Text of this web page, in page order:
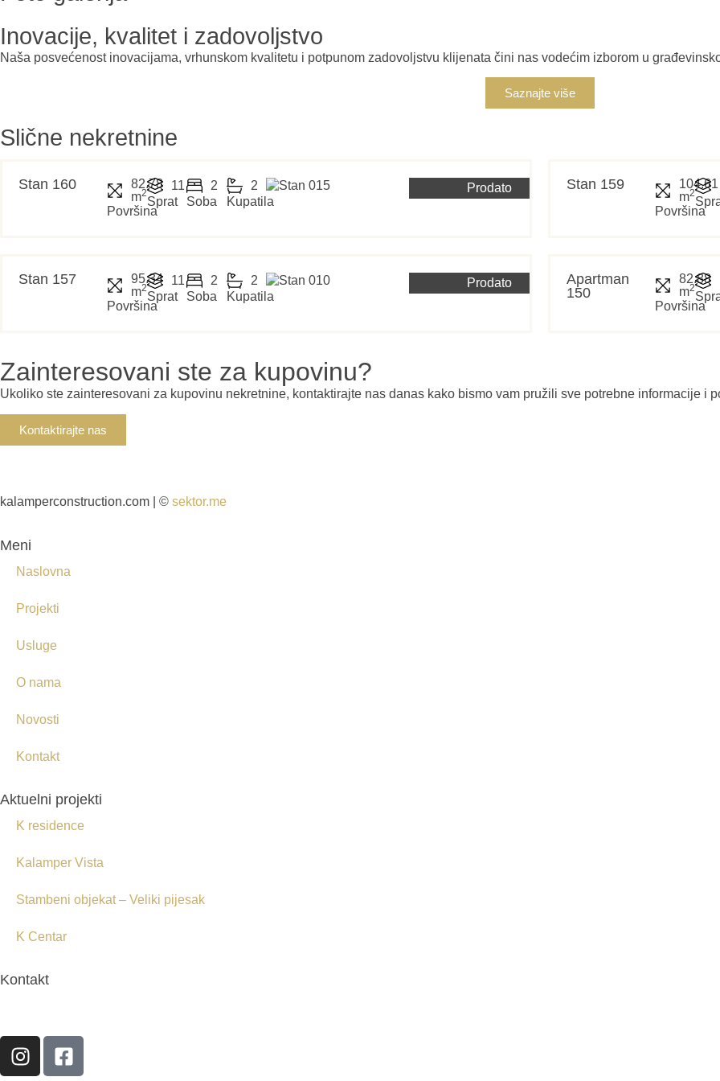
Inovacije, kvalitet i zadovoljstvo
Naša posvećenost inovacijama, vrhunskom kvalitetu i potpunom zadovoljstvu klijenata čini nas vodećim izborom u
Saznajte više
Slične nekretnine
Stan 160
82.78
m2
Površina
11
Sprat
2
Soba
2
Kupatila
Prodato Stan 159
104.61
m2
Površina
Stan 157
95.34
m2
Površina
11
Sprat
2
Soba
2
Kupatila
Prodato
Apartman
150
82.88
m2
Površina
Zainteresovani ste za kupovinu?
Ukoliko ste zainteresovani za kupovinu nekretnine, kontaktirajte nas danas kako bismo vam pružili sve potrebne informacije i
Kontaktirajte nas
kalamperconstruction.com | © sektor.me
Meni
Naslovna
Projekti
Usluge
O nama
Novosti
Kontakt
Aktuelni projekti
K residence
Kalamper Vista
Stambeni objekat – Veliki pijesak
K Centar
Kontakt